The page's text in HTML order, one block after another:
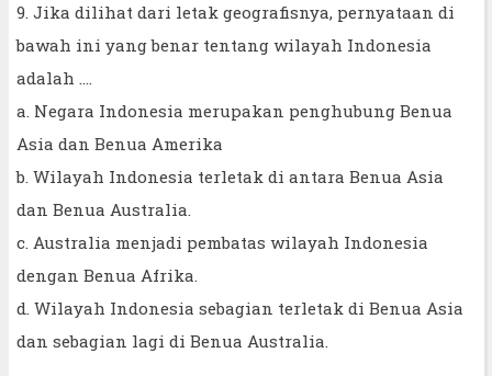
9. Jika dilihat dari letak geografisnya, pernyataan di
bawah ini yang benar tentang wilayah Indonesia
adalah ....
a. Negara Indonesia merupakan penghubung Benua
Asia dan Benua Amerika
b. Wilayah Indonesia terletak di antara Benua Asia
dan Benua Australia.
c. Australia menjadi pembatas wilayah Indonesia
dengan Benua Afrika.
d. Wilayah Indonesia sebagian terletak di Benua Asia
dan sebagian lagi di Benua Australia.